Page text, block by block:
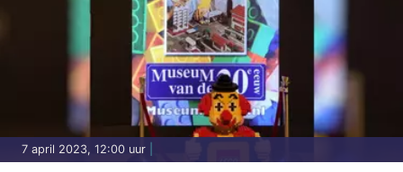
7 april 2023, 12:00 uur